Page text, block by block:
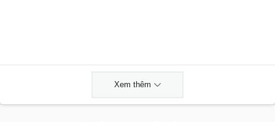
Xem thêm